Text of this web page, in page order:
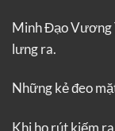
Minh Đạo Vương
lưng ra.
Những kẻ đeo
Khi họ rút kiếm